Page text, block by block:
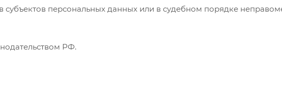
персональных данных или в судебном порядке
РФ.